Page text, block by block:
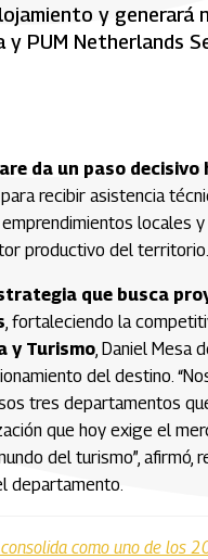
y generará
y PUM Netherlands
da un paso
recibir asistencia
locales y
productivo del territorio.
que busca
, fortaleciendo la
y Turismo, Daniel Mesa
del destino.
tres departamentos
que hoy exige el
del turismo”,
departamento.
como uno de los